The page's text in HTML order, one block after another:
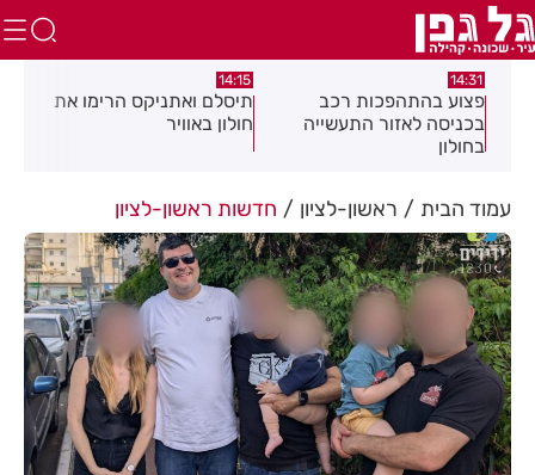
14:31
פצוע בהתהפכות רכב
בכניסה לאזור התעשייה
בחולון
14:15
תיסלם ואתניקס הרימו את
חולון באוויר
עמוד הבית ראשון-לציון חדשות ראשון-לציון